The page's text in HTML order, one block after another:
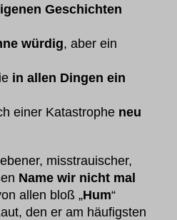
Geschichten
würdig, aber ein
in allen Dingen ein
einer Katastrophe neu
misstrauischer,
Name wir nicht mal
allen bloß „Hum“
den er am häufigsten